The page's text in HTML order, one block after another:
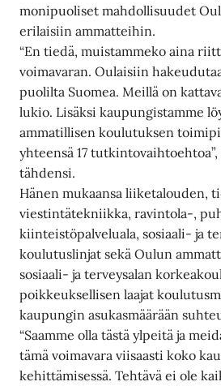
monipuoliset mahdollisuudet
erilaisiin ammatteihin.
“En tiedä, muistammeko aina
voimavaran. Oulaisiin
puolilta Suomea. Meillä on
lukio. Lisäksi kaupungistamme
ammatillisen koulutuksen
yhteensä 17
tähdensi.
Hänen mukaansa liiketalouden,
viestintätekniikka, ravintola-,
kiinteistöpalveluala, sosiaali- ja
koulutuslinjat sekä Oulun
sosiaali- ja terveysalan
poikkeuksellisen laajat
kaupungin asukasmäärään
“Saamme olla tästä ylpeitä ja
tämä voimavara viisaasti koko
kehittämisessä. Tehtävä ei ole